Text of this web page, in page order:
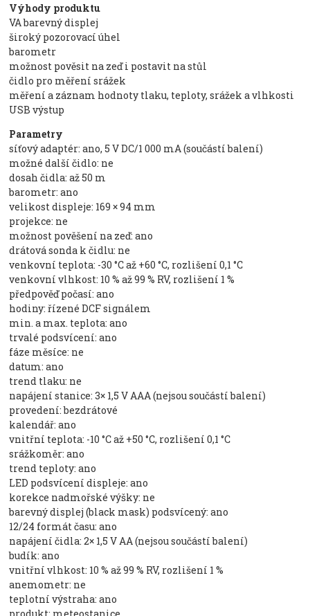
Výhody produktu
VA barevný displej
široký pozorovací úhel
barometr
možnost pověsit na zeď i postavit na stůl
čidlo pro měření srážek
měření a záznam hodnoty tlaku, teploty, srážek a vlhkosti
USB výstup
Parametry
síťový adaptér: ano, 5 V DC/1 000 mA (součástí balení)
možné další čidlo: ne
dosah čidla: až 50 m
barometr: ano
velikost displeje: 169 × 94 mm
projekce: ne
možnost pověšení na zeď: ano
drátová sonda k čidlu: ne
venkovní teplota: -30 °C až +60 °C, rozlišení 0,1 °C
venkovní vlhkost: 10 % až 99 % RV, rozlišení 1 %
předpověď počasí: ano
hodiny: řízené DCF signálem
min. a max. teplota: ano
trvalé podsvícení: ano
fáze měsíce: ne
datum: ano
trend tlaku: ne
napájení stanice: 3× 1,5 V AAA (nejsou součástí balení)
provedení: bezdrátové
kalendář: ano
vnitřní teplota: -10 °C až +50 °C, rozlišení 0,1 °C
srážkoměr: ano
trend teploty: ano
LED podsvícení displeje: ano
korekce nadmořské výšky: ne
barevný displej (black mask) podsvícený: ano
12/24 formát času: ano
napájení čidla: 2× 1,5 V AA (nejsou součástí balení)
budík: ano
vnitřní vlhkost: 10 % až 99 % RV, rozlišení 1 %
anemometr: ne
teplotní výstraha: ano